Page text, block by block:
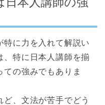
特に力を入れて解説い
、特に日本人講師を揃
ての強みでもありま
、文法が苦手でどう